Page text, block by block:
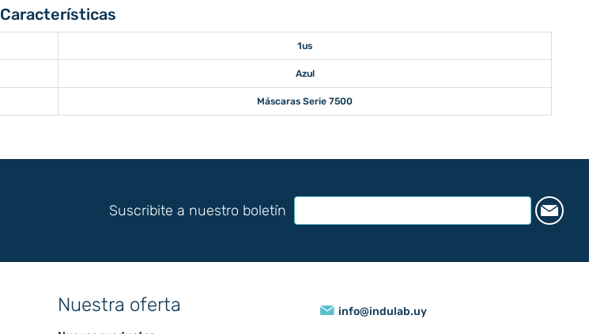
Características
1us
Azul
Máscaras Serie 7500
Suscribite a nuestro boletín
Nuestra oferta info@indulab.uy